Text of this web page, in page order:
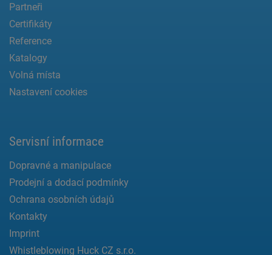
Partneři
Certifikáty
Reference
Katalogy
Volná místa
Nastavení cookies
Servisní informace
Dopravné a manipulace
Prodejní a dodací podmínky
Ochrana osobních údajů
Kontakty
Imprint
Whistleblowing Huck CZ s.r.o.